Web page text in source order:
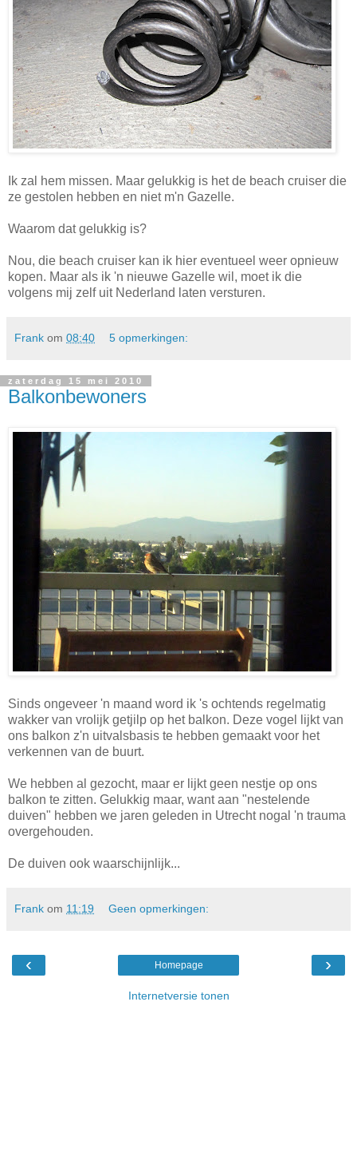
Ik zal hem missen. Maar gelukkig is het de beach cruiser die
ze gestolen hebben en niet m'n Gazelle.
Waarom dat gelukkig is?
Nou, die beach cruiser kan ik hier eventueel weer opnieuw
kopen. Maar als ik 'n nieuwe Gazelle wil, moet ik die
volgens mij zelf uit Nederland laten versturen.
Frank om 08:40 5 opmerkingen:
zaterdag 15 mei 2010
Balkonbewoners
Sinds ongeveer 'n maand word ik 's ochtends regelmatig
wakker van vrolijk getjilp op het balkon. Deze vogel lijkt van
ons balkon z'n uitvalsbasis te hebben gemaakt voor het
verkennen van de buurt.
We hebben al gezocht, maar er lijkt geen nestje op ons
balkon te zitten. Gelukkig maar, want aan "nestelende
duiven" hebben we jaren geleden in Utrecht nogal 'n trauma
overgehouden.
De duiven ook waarschijnlijk...
Frank om 11:19 Geen opmerkingen:
‹ ›
Homepage
Internetversie tonen